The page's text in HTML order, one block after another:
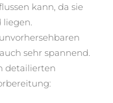
kann, da sie
sehr spannend.
detailierten